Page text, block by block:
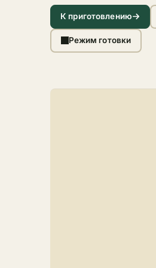
К приготовлению
Режим готовки